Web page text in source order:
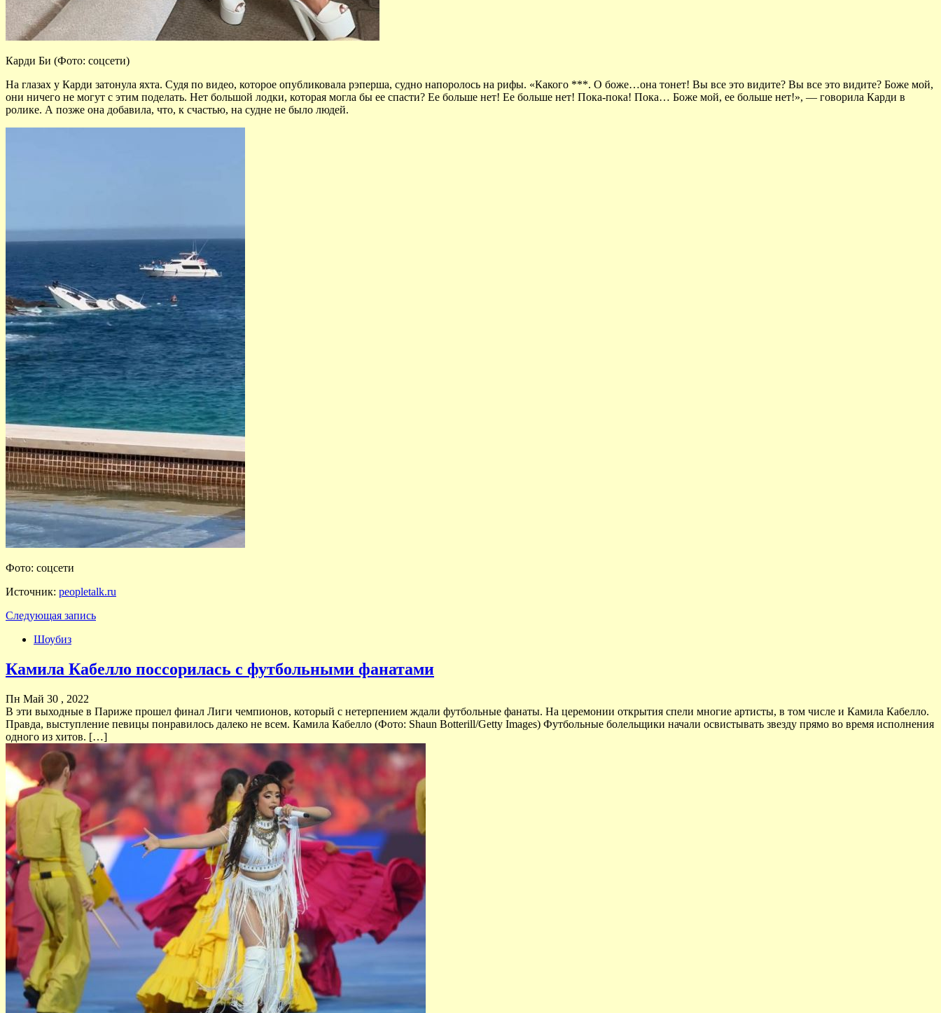
Карди Би (Фото: соцсети)
На глазах у Карди затонула яхта. Судя по видео, которое опубликовала рэперша, судно напоролось на рифы. «Какого ***. О боже…она тонет! Вы все это видите? Вы все это видите? Боже мой,
они ничего не могут с этим поделать. Нет большой лодки, которая могла бы ее спасти? Ее больше нет! Ее больше нет! Пока-пока! Пока… Боже мой, ее больше нет!», — говорила Карди в
ролике. А позже она добавила, что, к счастью, на судне не было людей.
Фото: соцсети
Источник: peopletalk.ru
Следующая запись
Шоубиз
Камила Кабелло поссорилась с футбольными фанатами
Пн Май 30 , 2022
В эти выходные в Париже прошел финал Лиги чемпионов, который с нетерпением ждали футбольные фанаты. На церемонии открытия спели многие артисты, в том числе и Камила Кабелло.
Правда, выступление певицы понравилось далеко не всем. Камила Кабелло (Фото: Shaun Botterill/Getty Images) Футбольные болельщики начали освистывать звезду прямо во время исполнения
одного из хитов. […]